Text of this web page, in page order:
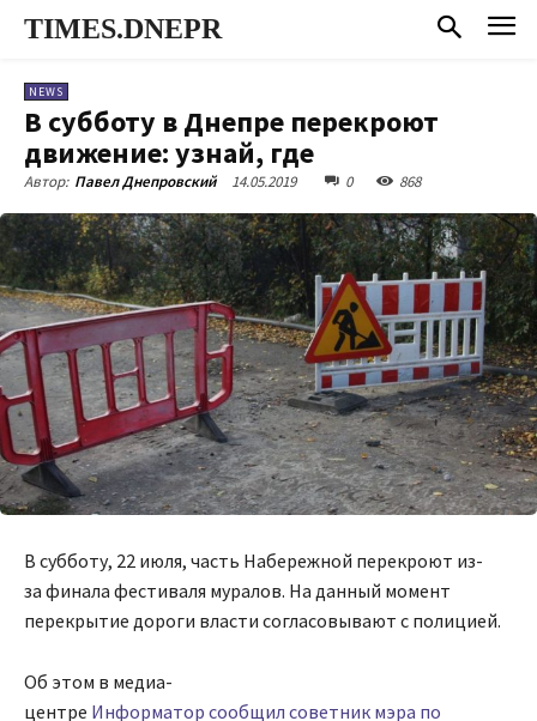
TIMES.DNEPR
NEWS
В субботу в Днепре перекроют
движение: узнай, где
Автор: Павел Днепровский 14.05.2019 0 868
В субботу, 22 июля, часть Набережной перекроют из-
за финала фестиваля муралов. На данный момент
перекрытие дороги власти согласовывают с полицией.
Об этом в медиа-
центре Информатор сообщил советник мэра по